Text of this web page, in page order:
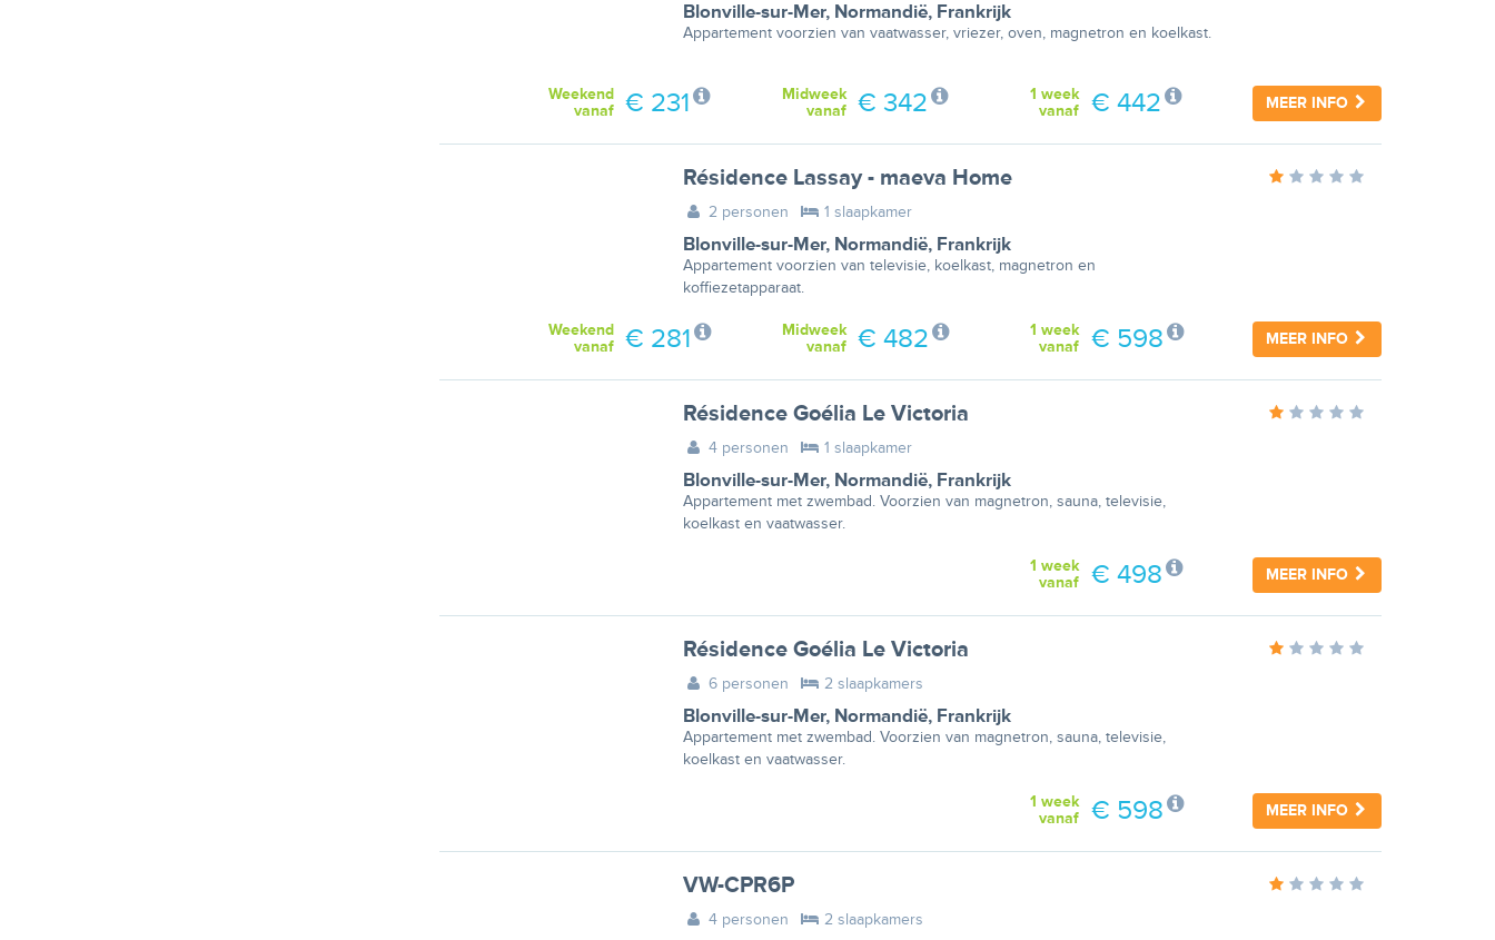
Blonville-sur-Mer, Normandië, Frankrijk
Appartement voorzien van vaatwasser, vriezer, oven, magnetron en koelkast.
MEER INFO
1 week
vanaf
€ 442
Midweek
vanaf
€ 342
Weekend
vanaf
€ 231
Résidence Lassay - maeva Home
2 personen 1 slaapkamer
Blonville-sur-Mer, Normandië, Frankrijk
Appartement voorzien van televisie, koelkast, magnetron en
koffiezetapparaat.
MEER INFO
1 week
vanaf
€ 598
Midweek
vanaf
€ 482
Weekend
vanaf
€ 281
Résidence Goélia Le Victoria
4 personen 1 slaapkamer
Blonville-sur-Mer, Normandië, Frankrijk
Appartement met zwembad. Voorzien van magnetron, sauna, televisie,
koelkast en vaatwasser.
MEER INFO
1 week
vanaf
€ 498
Résidence Goélia Le Victoria
6 personen 2 slaapkamers
Blonville-sur-Mer, Normandië, Frankrijk
Appartement met zwembad. Voorzien van magnetron, sauna, televisie,
koelkast en vaatwasser.
MEER INFO
1 week
vanaf
€ 598
VW-CPR6P
4 personen 2 slaapkamers